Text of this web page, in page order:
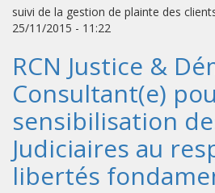
suivi de la gestion de plainte des
25/11/2015 - 11:22
RCN Justice &
Consultant(e)
sensibilisation
Judiciaires au
libertés